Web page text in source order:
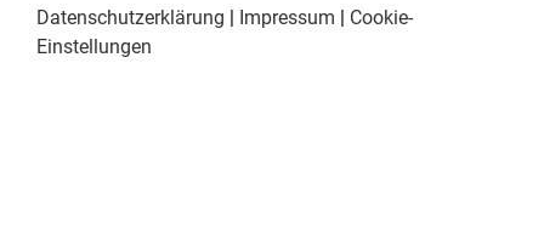
Datenschutzerklärung | Impressum | Cookie-
Einstellungen